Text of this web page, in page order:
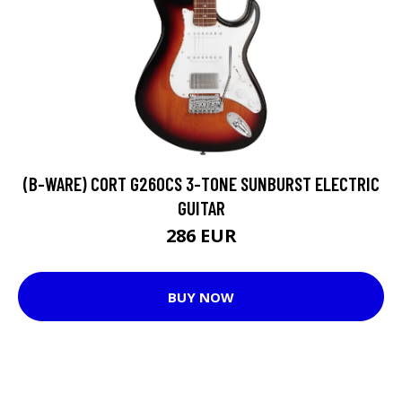
(B-WARE) CORT G260CS 3-TONE SUNBURST ELECTRIC
GUITAR
286 EUR
BUY NOW